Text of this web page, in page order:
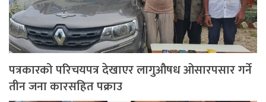
पत्रकारको परिचयपत्र देखाएर लागुऔषध ओसारपसार गर्ने
तीन जना कारसहित पक्राउ